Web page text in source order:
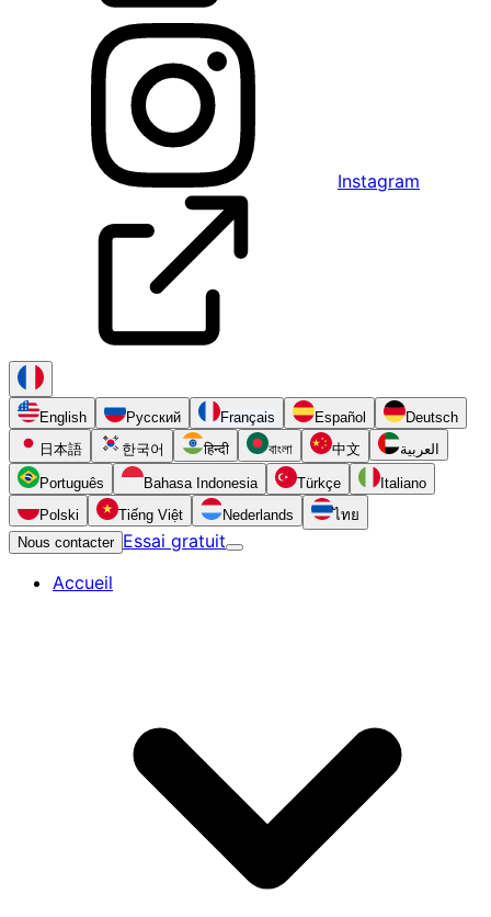
Instagram
English Русский Français Español
Deutsch
日本語
한국어 हिन्दी বাংলা 中文 العربية
Português Bahasa Indonesia Türkçe
Italiano
Polski
Tiếng Việt Nederlands
ไทย
Nous contacter Essai gratuit
Accueil